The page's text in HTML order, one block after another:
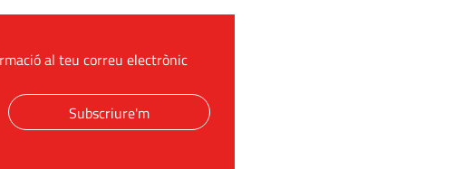
al teu correu electrònic
Subscriure'm